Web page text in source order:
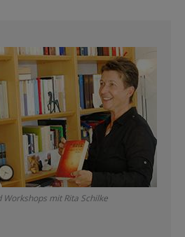
Workshops mit Rita Schilke